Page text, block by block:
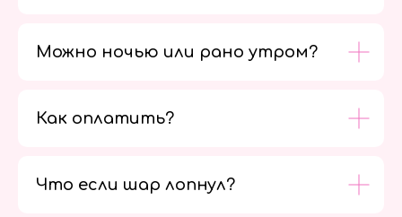
Можно ночью или рано утром?
Как оплатить?
Что если шар лопнул?